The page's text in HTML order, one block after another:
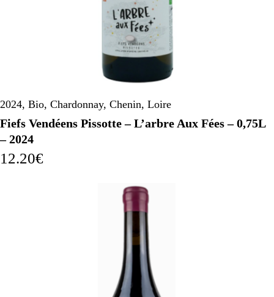
2024, Bio, Chardonnay, Chenin, Loire
Fiefs Vendéens Pissotte – L’arbre Aux Fées – 0,75L
– 2024
12.20€